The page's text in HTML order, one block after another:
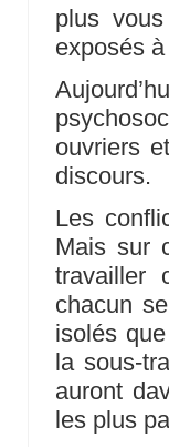
plus
exposés
ouvriers
discours.
Les
Mais sur
travailler
chacun
isolés
la sous-
auront
les plus